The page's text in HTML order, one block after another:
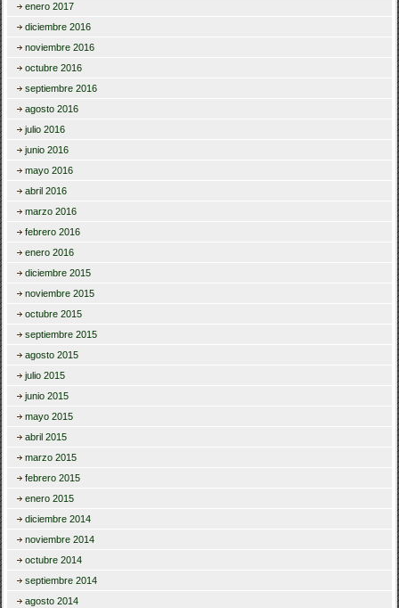
enero 2017
diciembre 2016
noviembre 2016
octubre 2016
septiembre 2016
agosto 2016
julio 2016
junio 2016
mayo 2016
abril 2016
marzo 2016
febrero 2016
enero 2016
diciembre 2015
noviembre 2015
octubre 2015
septiembre 2015
agosto 2015
julio 2015
junio 2015
mayo 2015
abril 2015
marzo 2015
febrero 2015
enero 2015
diciembre 2014
noviembre 2014
octubre 2014
septiembre 2014
agosto 2014